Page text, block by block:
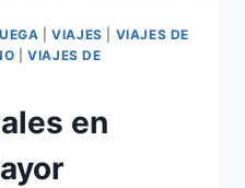
|VIAJES
VIAJES DE
|VIAJES DE
en